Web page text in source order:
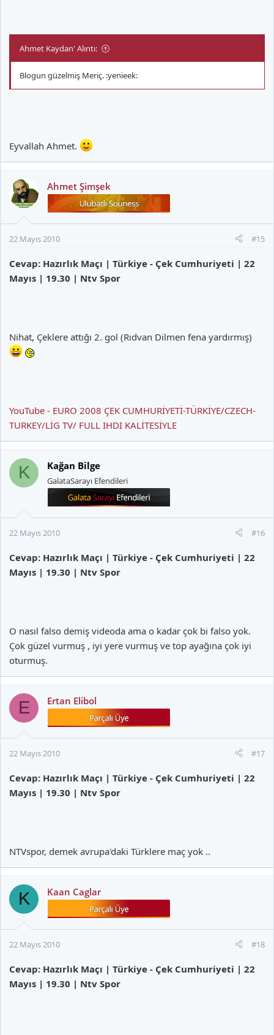
Ahmet Kaydan' Alıntı:
Blogun güzelmiş Meriç. :yenieek:
Eyvallah Ahmet.
Ahmet Şimşek
22 Mayıs 2010 #15
Cevap: Hazırlık Maçı | Türkiye - Çek Cumhuriyeti | 22
Mayıs | 19.30 | Ntv Spor
Nihat, Çeklere attığı 2. gol (Rıdvan Dilmen fena yardırmış)
YouTube - EURO 2008 ÇEK CUMHURİYETİ-TÜRKİYE/CZECH-
TURKEY/LİG TV/ FULL IHDI KALİTESİYLE
K Kağan Bilge
GalataSarayı Efendileri
22 Mayıs 2010 #16
Cevap: Hazırlık Maçı | Türkiye - Çek Cumhuriyeti | 22
Mayıs | 19.30 | Ntv Spor
O nasıl falso demiş videoda ama o kadar çok bi falso yok.
Çok güzel vurmuş , iyi yere vurmuş ve top ayağına çok iyi
oturmuş.
E Ertan Elibol
22 Mayıs 2010 #17
Cevap: Hazırlık Maçı | Türkiye - Çek Cumhuriyeti | 22
Mayıs | 19.30 | Ntv Spor
NTVspor, demek avrupa'daki Türklere maç yok ..
K Kaan Caglar
22 Mayıs 2010 #18
Cevap: Hazırlık Maçı | Türkiye - Çek Cumhuriyeti | 22
Mayıs | 19.30 | Ntv Spor